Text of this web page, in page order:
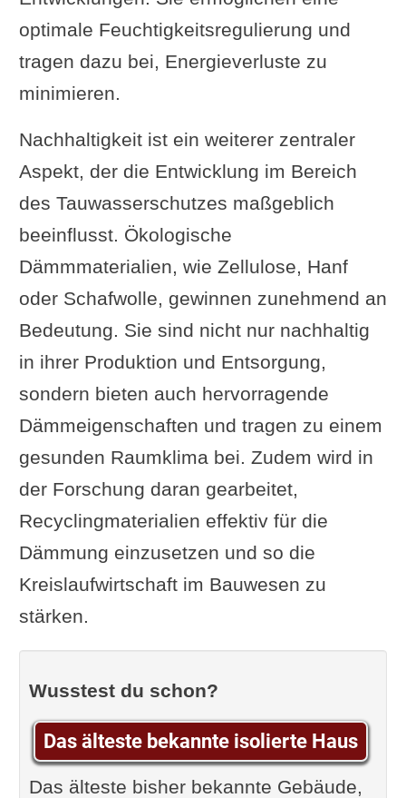
optimale Feuchtigkeitsregulierung und
tragen dazu bei, Energieverluste zu
minimieren.
Nachhaltigkeit ist ein weiterer zentraler
Aspekt, der die Entwicklung im Bereich
des Tauwasserschutzes maßgeblich
beeinflusst. Ökologische
Dämmmaterialien, wie Zellulose, Hanf
oder Schafwolle, gewinnen zunehmend an
Bedeutung. Sie sind nicht nur nachhaltig
in ihrer Produktion und Entsorgung,
sondern bieten auch hervorragende
Dämmeigenschaften und tragen zu einem
gesunden Raumklima bei. Zudem wird in
der Forschung daran gearbeitet,
Recyclingmaterialien effektiv für die
Dämmung einzusetzen und so die
Kreislaufwirtschaft im Bauwesen zu
stärken.
Wusstest du schon?
Das älteste bekannte isolierte Haus
Das älteste bisher bekannte Gebäude,